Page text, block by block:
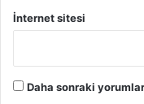
İnternet sitesi
Daha sonraki